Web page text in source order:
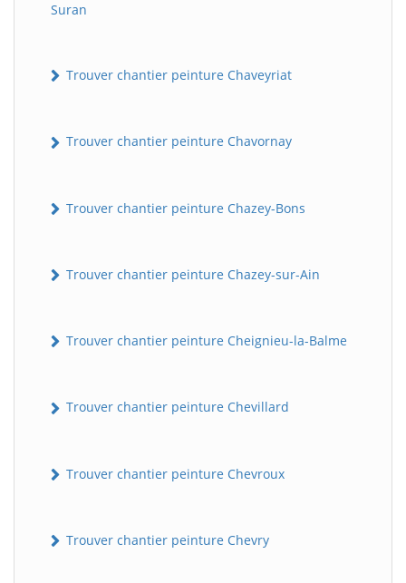
Suran
Trouver chantier peinture Chaveyriat
Trouver chantier peinture Chavornay
Trouver chantier peinture Chazey-Bons
Trouver chantier peinture Chazey-sur-Ain
Trouver chantier peinture Cheignieu-la-Balme
Trouver chantier peinture Chevillard
Trouver chantier peinture Chevroux
Trouver chantier peinture Chevry